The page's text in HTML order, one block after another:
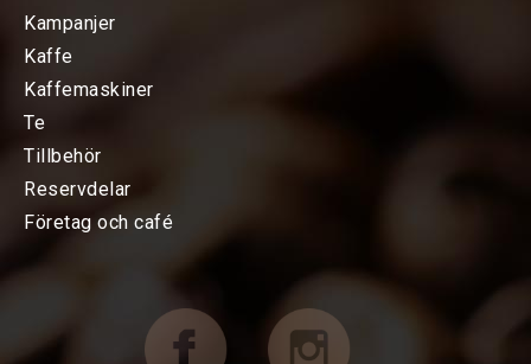
TE
KAFFEMASKINER
Espressomaskiner
Kampanjer
Kaffe
Kaffemaskiner
Te
Tillbehör
Reservdelar
Företag och café